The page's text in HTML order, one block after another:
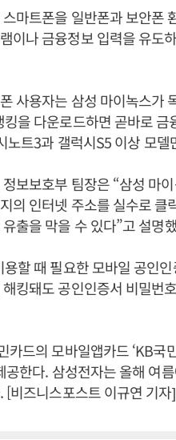
마트폰을 일반폰과 보안폰
이나 금융정보 입력을 유도
사용자는 삼성 마이녹스가
을 다운로드하면 곧바로
노트3과 갤럭시S5 이상 모델
보보호부 팀장은 “삼성 마
의 인터넷 주소를 실수로
출을 막을 수 있다”고 설명
할 때 필요한 모바일 공인
킹돼도 공인인증서 비밀번
카드의 모바일앱카드 ‘KB국
공한다. 삼성전자는 올해 여
[비즈니스포스트 이규연 기자]